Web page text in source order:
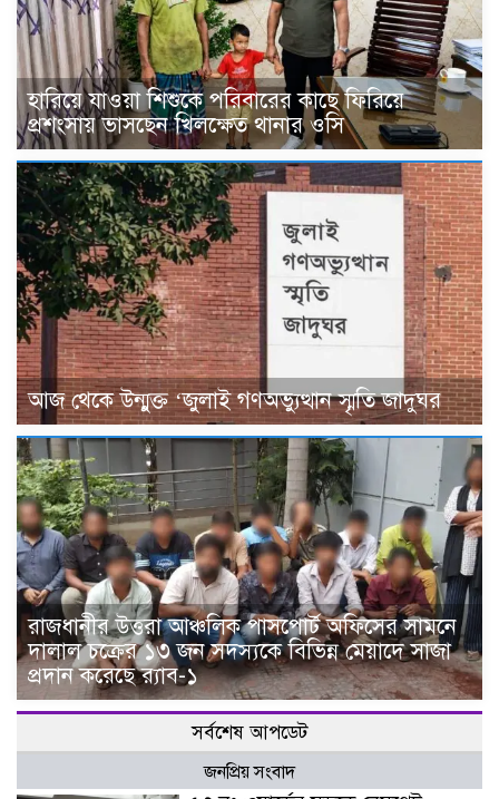
হারিয়ে যাওয়া শিশুকে পরিবারের কাছে ফিরিয়ে
প্রশংসায় ভাসছেন খিলক্ষেত থানার ওসি
আজ থেকে উন্মুক্ত ‘জুলাই গণঅভ্যুত্থান স্মৃতি জাদুঘর
রাজধানীর উত্তরা আঞ্চলিক পাসপোর্ট অফিসের সামনে
দালাল চক্রের ১৩ জন সদস্যকে বিভিন্ন মেয়াদে সাজা
প্রদান করেছে র‌্যাব-১
সর্বশেষ আপডেট
জনপ্রিয় সংবাদ